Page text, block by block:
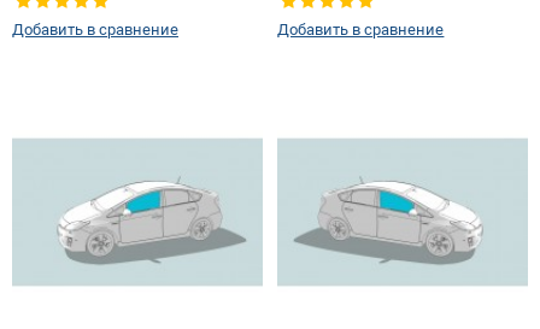
Тип стекла:Боковое стекло левое
Добавить в сравнение
Добавить в сравнение